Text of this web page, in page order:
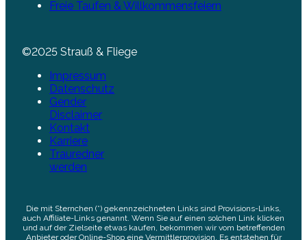
Freie Taufen & Willkommensfeiern
©2025 Strauß & Fliege
Impressum
Datenschutz
Gender
Disclaimer
Kontakt
Karriere
Trauredner
werden
Die mit Sternchen (*) gekennzeichneten Links sind Provisions-Links,
auch Affiliate-Links genannt. Wenn Sie auf einen solchen Link klicken
und auf der Zielseite etwas kaufen, bekommen wir vom betreffenden
Anbieter oder Online-Shop eine Vermittlerprovision. Es entstehen für